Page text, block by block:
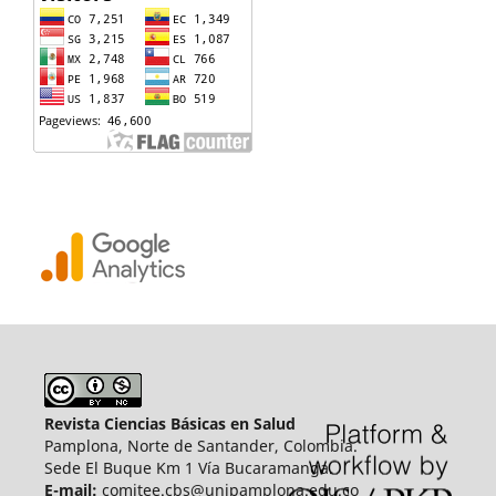
Revista Ciencias Básicas en Salud
Pamplona, Norte de Santander, Colombia.
Sede El Buque Km 1 Vía Bucaramanga.
E-mail: comitee.cbs@unipamplona.edu.co